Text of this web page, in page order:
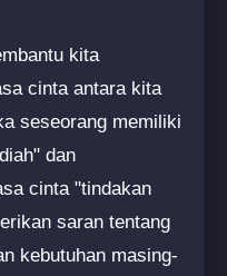
kita
cinta antara kita
seseorang memiliki
dan
cinta "tindakan
saran tentang
kebutuhan masing-